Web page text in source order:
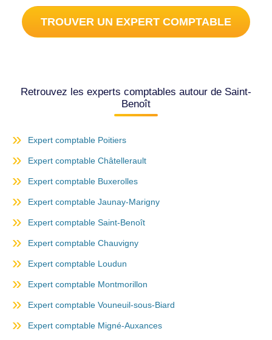
TROUVER UN EXPERT COMPTABLE
Retrouvez les experts comptables autour de Saint-
Benoît
Expert comptable Poitiers
Expert comptable Châtellerault
Expert comptable Buxerolles
Expert comptable Jaunay-Marigny
Expert comptable Saint-Benoît
Expert comptable Chauvigny
Expert comptable Loudun
Expert comptable Montmorillon
Expert comptable Vouneuil-sous-Biard
Expert comptable Migné-Auxances